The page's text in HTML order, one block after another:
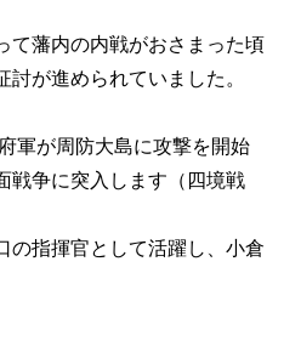
て藩内の内戦がおさまった頃
が進められていました。
軍が周防大島に攻撃を開始
戦争に突入します（四境戦
の指揮官として活躍し、小倉